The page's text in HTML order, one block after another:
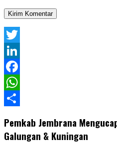
Twitter
LinkedIn
Facebook
WhatsApp
Pemkab Jembrana
Galungan & Kuningan